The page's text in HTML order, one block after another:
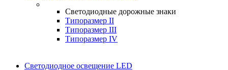
Светодиодные дорожные знаки
Типоразмер II
Типоразмер III
Типоразмер IV
Светодиодное освещение LED